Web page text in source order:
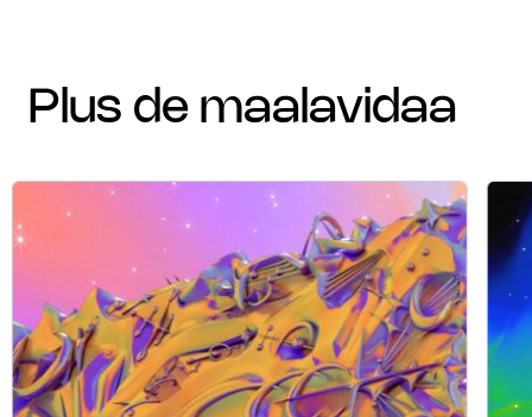
plus de maalavidaa